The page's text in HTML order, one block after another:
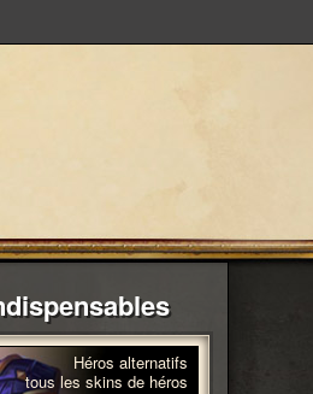
Héros alternatifs
tous les skins de héros